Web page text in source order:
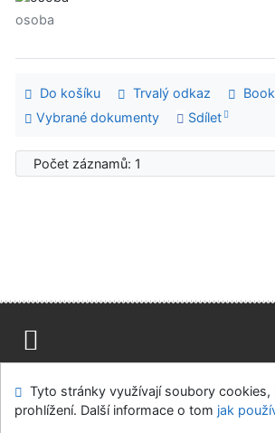
osoba
Do košíku Trvalý odkaz
Vybrané dokumenty
Sdílet
Počet záznamů: 1
Modul OpenSearch
Napište nám
Tyto stránky využívají soubory cookies,
prohlížení. Další informace o tom jak